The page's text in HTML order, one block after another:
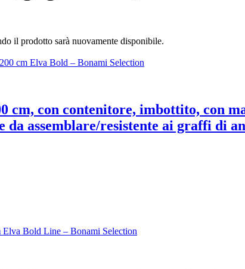
il prodotto sarà nuovamente disponibile.
cm, con contenitore, imbottito, con
da assemblare/resistente ai graffi di